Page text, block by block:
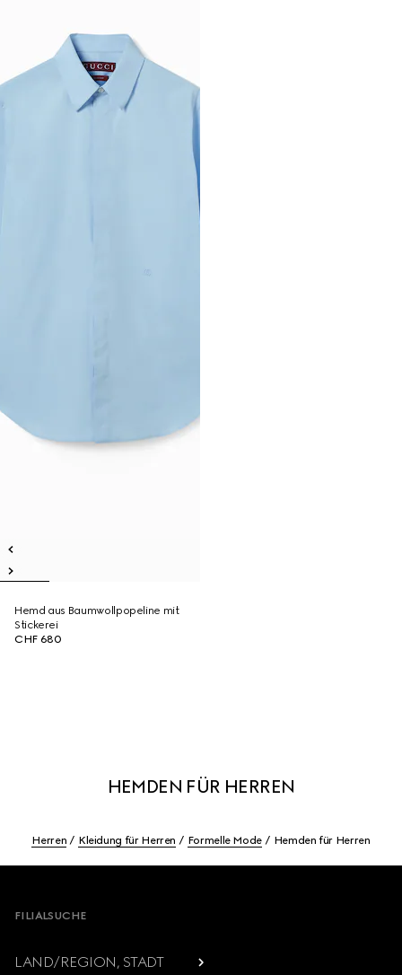
Hemd aus Baumwollpopeline mit
Stickerei
CHF 680
HEMDEN FÜR HERREN
Herren Kleidung für Herren Formelle Mode Hemden für Herren
FILIALSUCHE
LAND/REGION, STADT